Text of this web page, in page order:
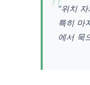
“위치
특히 마
에서 묵